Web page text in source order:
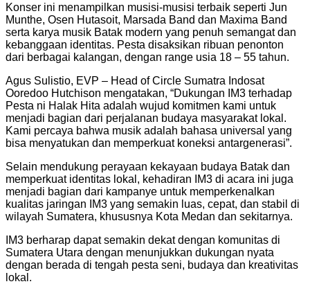
Konser ini menampilkan musisi-musisi terbaik seperti Jun
Munthe, Osen Hutasoit, Marsada Band dan Maxima Band
serta karya musik Batak modern yang penuh semangat dan
kebanggaan identitas. Pesta disaksikan ribuan penonton
dari berbagai kalangan, dengan range usia 18 – 55 tahun.
Agus Sulistio, EVP – Head of Circle Sumatra Indosat
Ooredoo Hutchison mengatakan, “Dukungan IM3 terhadap
Pesta ni Halak Hita adalah wujud komitmen kami untuk
menjadi bagian dari perjalanan budaya masyarakat lokal.
Kami percaya bahwa musik adalah bahasa universal yang
bisa menyatukan dan memperkuat koneksi antargenerasi”.
Selain mendukung perayaan kekayaan budaya Batak dan
memperkuat identitas lokal, kehadiran IM3 di acara ini juga
menjadi bagian dari kampanye untuk memperkenalkan
kualitas jaringan IM3 yang semakin luas, cepat, dan stabil di
wilayah Sumatera, khususnya Kota Medan dan sekitarnya.
IM3 berharap dapat semakin dekat dengan komunitas di
Sumatera Utara dengan menunjukkan dukungan nyata
dengan berada di tengah pesta seni, budaya dan kreativitas
lokal.